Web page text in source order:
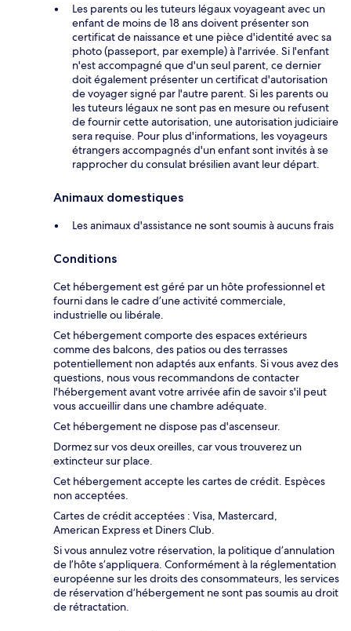
Les parents ou les tuteurs légaux voyageant avec un
enfant de moins de 18 ans doivent présenter son
certificat de naissance et une pièce d'identité avec sa
photo (passeport, par exemple) à l'arrivée. Si l'enfant
n'est accompagné que d'un seul parent, ce dernier
doit également présenter un certificat d'autorisation
de voyager signé par l'autre parent. Si les parents ou
les tuteurs légaux ne sont pas en mesure ou refusent
de fournir cette autorisation, une autorisation judiciaire
sera requise. Pour plus d'informations, les voyageurs
étrangers accompagnés d'un enfant sont invités à se
rapprocher du consulat brésilien avant leur départ.
Animaux domestiques
Les animaux d'assistance ne sont soumis à aucuns frais
Conditions
Cet hébergement est géré par un hôte professionnel et
fourni dans le cadre d’une activité commerciale,
industrielle ou libérale.
Cet hébergement comporte des espaces extérieurs
comme des balcons, des patios ou des terrasses
potentiellement non adaptés aux enfants. Si vous avez des
questions, nous vous recommandons de contacter
l'hébergement avant votre arrivée afin de savoir s'il peut
vous accueillir dans une chambre adéquate.
Cet hébergement ne dispose pas d'ascenseur.
Dormez sur vos deux oreilles, car vous trouverez un
extincteur sur place.
Cet hébergement accepte les cartes de crédit. Espèces
non acceptées.
Cartes de crédit acceptées : Visa, Mastercard,
American Express et Diners Club.
Si vous annulez votre réservation, la politique d’annulation
de l’hôte s’appliquera. Conformément à la réglementation
européenne sur les droits des consommateurs, les services
de réservation d’hébergement ne sont pas soumis au droit
de rétractation.